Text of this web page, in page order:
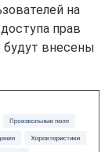
на
прав
будут внесены